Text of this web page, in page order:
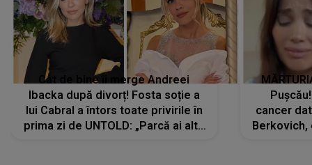
Cât de bine îi merge Andreei
Ibacka după divorț! Fosta soție a
lui Cabral a întors toate privirile în
prima zi de UNTOLD: „Parcă ai altă
cancer